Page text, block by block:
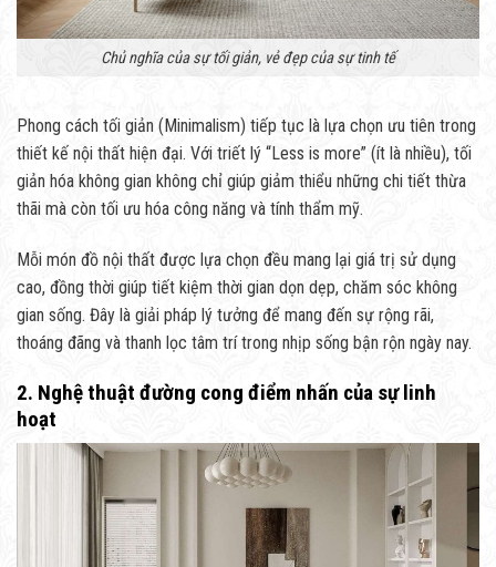
Chủ nghĩa của sự tối giản, vẻ đẹp của sự tinh tế
Phong cách tối giản (Minimalism) tiếp tục là lựa chọn ưu tiên trong
thiết kế nội thất hiện đại. Với triết lý “Less is more” (ít là nhiều), tối
giản hóa không gian không chỉ giúp giảm thiểu những chi tiết thừa
thãi mà còn tối ưu hóa công năng và tính thẩm mỹ.
Mỗi món đồ nội thất được lựa chọn đều mang lại giá trị sử dụng
cao, đồng thời giúp tiết kiệm thời gian dọn dẹp, chăm sóc không
gian sống. Đây là giải pháp lý tưởng để mang đến sự rộng rãi,
thoáng đãng và thanh lọc tâm trí trong nhịp sống bận rộn ngày nay.
2. Nghệ thuật đường cong điểm nhấn của sự linh
hoạt